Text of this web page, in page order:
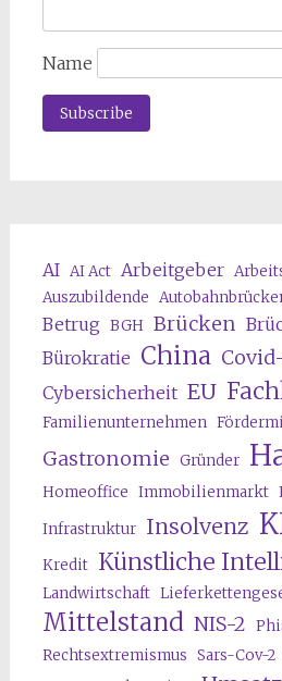
Name
AI AI Act Arbeitgeber
Auszubildende
Betrug BGH Brücken
Bürokratie China
Cybersicherheit EU
Familienunternehmen
Gastronomie Gründer
Homeoffice Immobilienmarkt
Infrastruktur Insolvenz
Kredit Künstliche
Landwirtschaft
Mittelstand NIS-2
Rechtsextremismus Sars-Cov-2